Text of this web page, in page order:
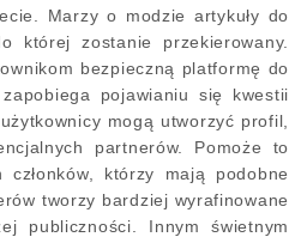
Marzy o modzie artykuły do
której zostanie przekierowany.
bezpieczną platformę do
pojawianiu się kwestii
mogą utworzyć profil,
partnerów. Pomoże to
którzy mają podobne
tworzy bardziej wyrafinowane
publiczności. Innym świetnym